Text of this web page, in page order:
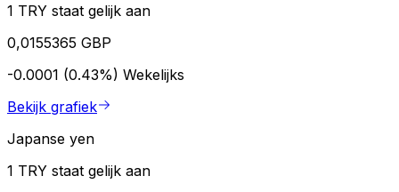
1 TRY staat gelijk aan
0,0155365 GBP
-0.0001 (0.43%) Wekelijks
Bekijk grafiek
Japanse yen
1 TRY staat gelijk aan